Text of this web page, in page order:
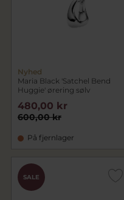
Nyhed
Maria Black 'Satchel Bend
Huggie' ørering sølv
600,00 kr
480,00 kr
På fjernlager
SALE